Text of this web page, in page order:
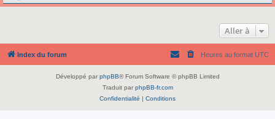
Aller à
Index du forum Heures au format UTC
Développé par phpBB® Forum Software © phpBB Limited
Traduit par phpBB-fr.com
Confidentialité | Conditions